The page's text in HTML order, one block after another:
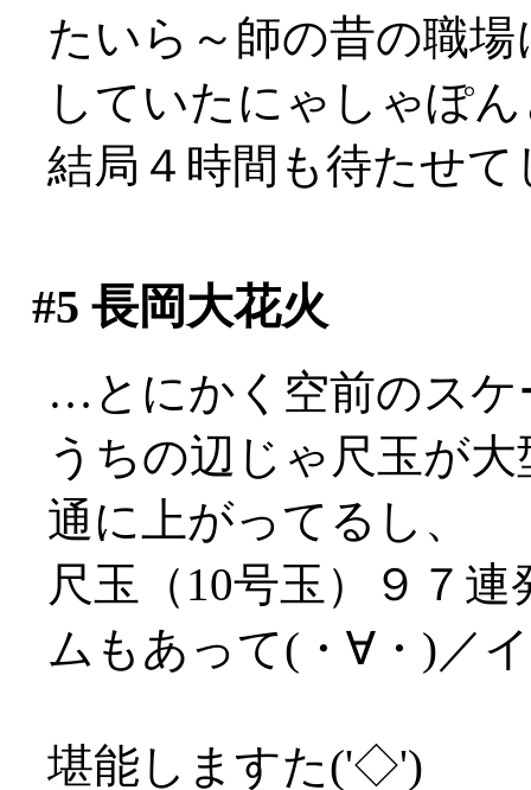
たいら～師の昔の職
していたにゃしゃぽ
結局４時間も待たせ
#5 長岡大花火
…とにかく空前のスケ
うちの辺じゃ尺玉が
通に上がってるし、
尺玉（10号玉）９７
ムもあって(・∀・)／
堪能しますた('◇')ゞ